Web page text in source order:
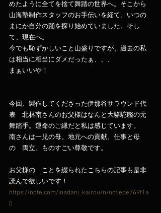
めたように全てを捨て舞踏の世界へ。そこから
山海塾制作スタッフのお手伝いを経て、いつの
まにか自分の踊を探り始めていました。そし
て、現在へ。
今でも恥ずかしいこと山盛りですが、過去の私
は相当に相当にダメだったぁ、、、
まぁいいや！
今回、製作してくださった伊那谷サラウンド代
表　北林南さんのお父様はなんと大駱駝艦の元
舞踏手。運命のご縁だと私は感じています。
南さんは一児の母。地元への貢献、仕事と母
の゙両立。ものすごい尊敬です。
お父様の゙ことを綴られたこちらの記事も是非
読んで欲しいです！
https://note.com/inadani_kairou/n/nc6ede769f1a
0